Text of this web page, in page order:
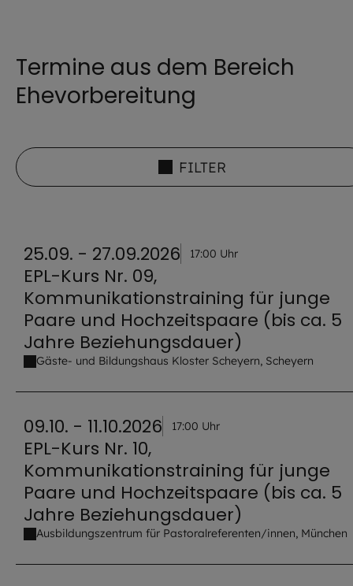
Termine aus dem Bereich
Ehevorbereitung
FILTER
25.09. - 27.09.2026 17:00 Uhr
EPL-Kurs Nr. 09,
Kommunikationstraining für junge
Paare und Hochzeitspaare (bis ca. 5
Jahre Beziehungsdauer)
Gäste- und Bildungshaus Kloster Scheyern, Scheyern
09.10. - 11.10.2026 17:00 Uhr
EPL-Kurs Nr. 10,
Kommunikationstraining für junge
Paare und Hochzeitspaare (bis ca. 5
Jahre Beziehungsdauer)
Ausbildungszentrum für Pastoralreferenten/innen, München